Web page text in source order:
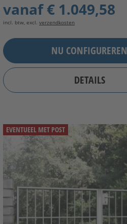
vanaf€ 1.049,58
incl. btw, excl. verzendkosten
NU CONFIGUREREN
DETAILS
EVENTUEEL MET POST